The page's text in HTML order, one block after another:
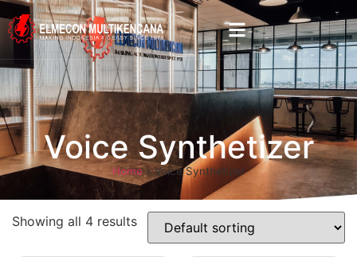
Voice Synthetizer
Home»Voice Synthetizer
Showing all 4 results